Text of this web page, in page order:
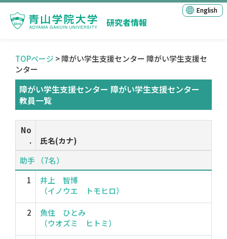
研究者情報
English
TOPページ > 障がい学生支援センター 障がい学生支援セ
ンター
障がい学生支援センター 障がい学生支援センター
教員一覧
No
.
氏名(カナ)
助手 （7名）
1
井上 智博
（イノウエ トモヒロ）
2
魚住 ひとみ
（ウオズミ ヒトミ）